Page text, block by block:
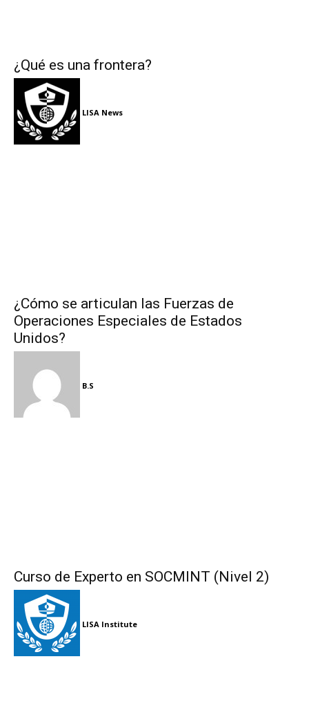
¿Qué es una frontera?
LISA News
¿Cómo se articulan las Fuerzas de
Operaciones Especiales de Estados
Unidos?
B.S
Curso de Experto en SOCMINT (Nivel 2)
LISA Institute